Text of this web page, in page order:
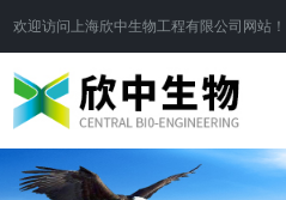
欢迎访问 上海欣中生物工程有限公司 网站！